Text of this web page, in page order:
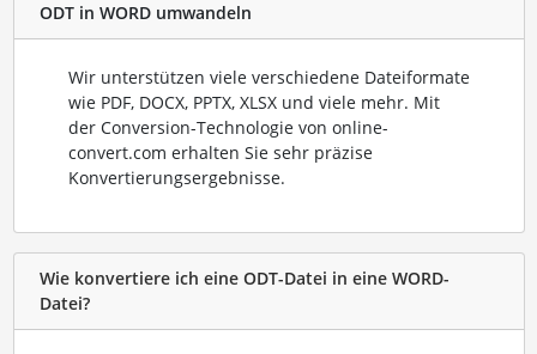
ODT in WORD umwandeln
Wir unterstützen viele verschiedene Dateiformate
wie PDF, DOCX, PPTX, XLSX und viele mehr. Mit
der Conversion-Technologie von online-
convert.com erhalten Sie sehr präzise
Konvertierungsergebnisse.
Wie konvertiere ich eine ODT-Datei in eine WORD-
Datei?